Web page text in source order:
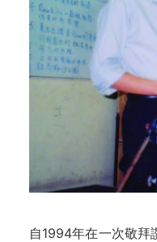
自1994年在一次敬拜